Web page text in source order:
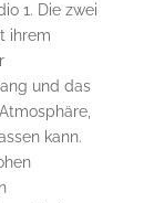
1. Die zwei
ihrem
und das
kann.